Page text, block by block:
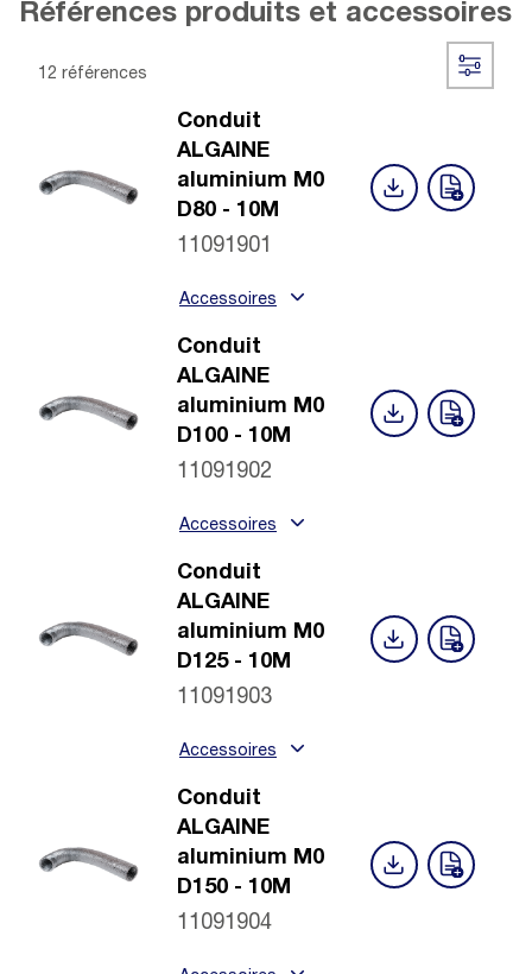
Références produits et accessoires
12 références
Conduit
ALGAINE
aluminium M0
D80 - 10M
11091901
Accessoires
Conduit
ALGAINE
aluminium M0
D100 - 10M
11091902
Accessoires
Conduit
ALGAINE
aluminium M0
D125 - 10M
11091903
Accessoires
Conduit
ALGAINE
aluminium M0
D150 - 10M
11091904